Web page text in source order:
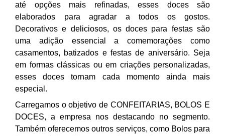
até opções mais refinadas, esses doces são
elaborados para agradar a todos os gostos.
Decorativos e deliciosos, os doces para festas são
uma adição essencial a comemorações como
casamentos, batizados e festas de aniversário. Seja
em formas clássicas ou em criações personalizadas,
esses doces tornam cada momento ainda mais
especial.
Carregamos o objetivo de CONFEITARIAS, BOLOS E
DOCES, a empresa nos destacando no segmento.
Também oferecemos outros serviços, como Bolos para